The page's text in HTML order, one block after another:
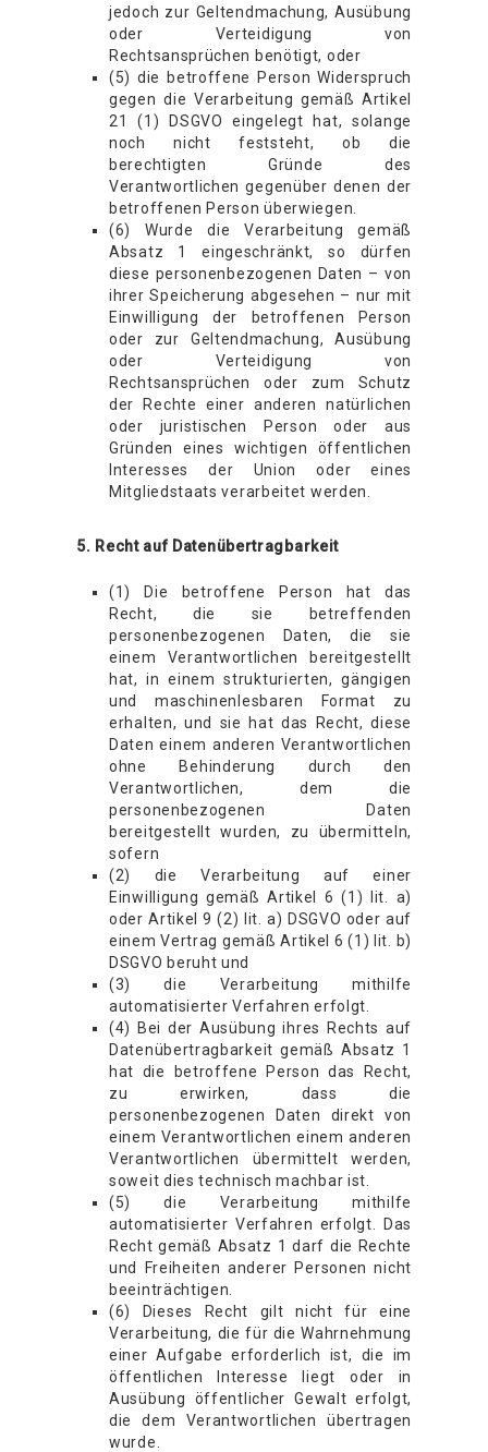
jedoch zur Geltendmachung, Ausübung
oder Verteidigung von
Rechtsansprüchen benötigt, oder
(5) die betroffene Person Widerspruch
gegen die Verarbeitung gemäß Artikel
21 (1) DSGVO eingelegt hat, solange
noch nicht feststeht, ob die
berechtigten Gründe des
Verantwortlichen gegenüber denen der
betroffenen Person überwiegen.
(6) Wurde die Verarbeitung gemäß
Absatz 1 eingeschränkt, so dürfen
diese personenbezogenen Daten – von
ihrer Speicherung abgesehen – nur mit
Einwilligung der betroffenen Person
oder zur Geltendmachung, Ausübung
oder Verteidigung von
Rechtsansprüchen oder zum Schutz
der Rechte einer anderen natürlichen
oder juristischen Person oder aus
Gründen eines wichtigen öffentlichen
Interesses der Union oder eines
Mitgliedstaats verarbeitet werden.
5. Recht auf Datenübertragbarkeit
(1) Die betroffene Person hat das
Recht, die sie betreffenden
personenbezogenen Daten, die sie
einem Verantwortlichen bereitgestellt
hat, in einem strukturierten, gängigen
und maschinenlesbaren Format zu
erhalten, und sie hat das Recht, diese
Daten einem anderen Verantwortlichen
ohne Behinderung durch den
Verantwortlichen, dem die
personenbezogenen Daten
bereitgestellt wurden, zu übermitteln,
sofern
(2) die Verarbeitung auf einer
Einwilligung gemäß Artikel 6 (1) lit. a)
oder Artikel 9 (2) lit. a) DSGVO oder auf
einem Vertrag gemäß Artikel 6 (1) lit. b)
DSGVO beruht und
(3) die Verarbeitung mithilfe
automatisierter Verfahren erfolgt.
(4) Bei der Ausübung ihres Rechts auf
Datenübertragbarkeit gemäß Absatz 1
hat die betroffene Person das Recht,
zu erwirken, dass die
personenbezogenen Daten direkt von
einem Verantwortlichen einem anderen
Verantwortlichen übermittelt werden,
soweit dies technisch machbar ist.
(5) die Verarbeitung mithilfe
automatisierter Verfahren erfolgt. Das
Recht gemäß Absatz 1 darf die Rechte
und Freiheiten anderer Personen nicht
beeinträchtigen.
(6) Dieses Recht gilt nicht für eine
Verarbeitung, die für die Wahrnehmung
einer Aufgabe erforderlich ist, die im
öffentlichen Interesse liegt oder in
Ausübung öffentlicher Gewalt erfolgt,
die dem Verantwortlichen übertragen
wurde.